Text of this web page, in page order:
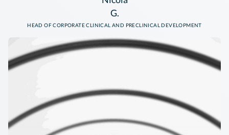
G.
HEAD OF CORPORATE CLINICAL AND PRECLINICAL DEVELOPMENT